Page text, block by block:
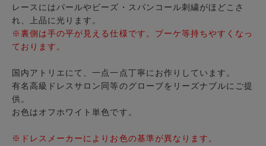
レースにはパールやビーズ・スパンコール刺繍がほどこさ
れ、上品に光ります。
※裏側は手の平が見える仕様です。ブーケ等持ちやすくなっ
ております。
国内アトリエにて、一点一点丁寧にお作りしています。
有名高級ドレスサロン同等のグローブをリーズナブルにご提
供。
お色はオフホワイト単色です。
※ドレスメーカーによりお色の基準が異なります。